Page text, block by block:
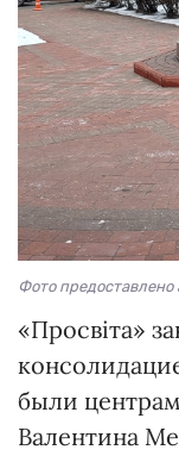
Фото предоставлено
«Просвіта»
были
Валентина